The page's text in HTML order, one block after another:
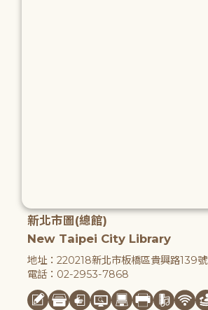
新北市圖(總館)
New Taipei City Library
地址：220218新北市板橋區貴興路139號
電話：02-2953-7868